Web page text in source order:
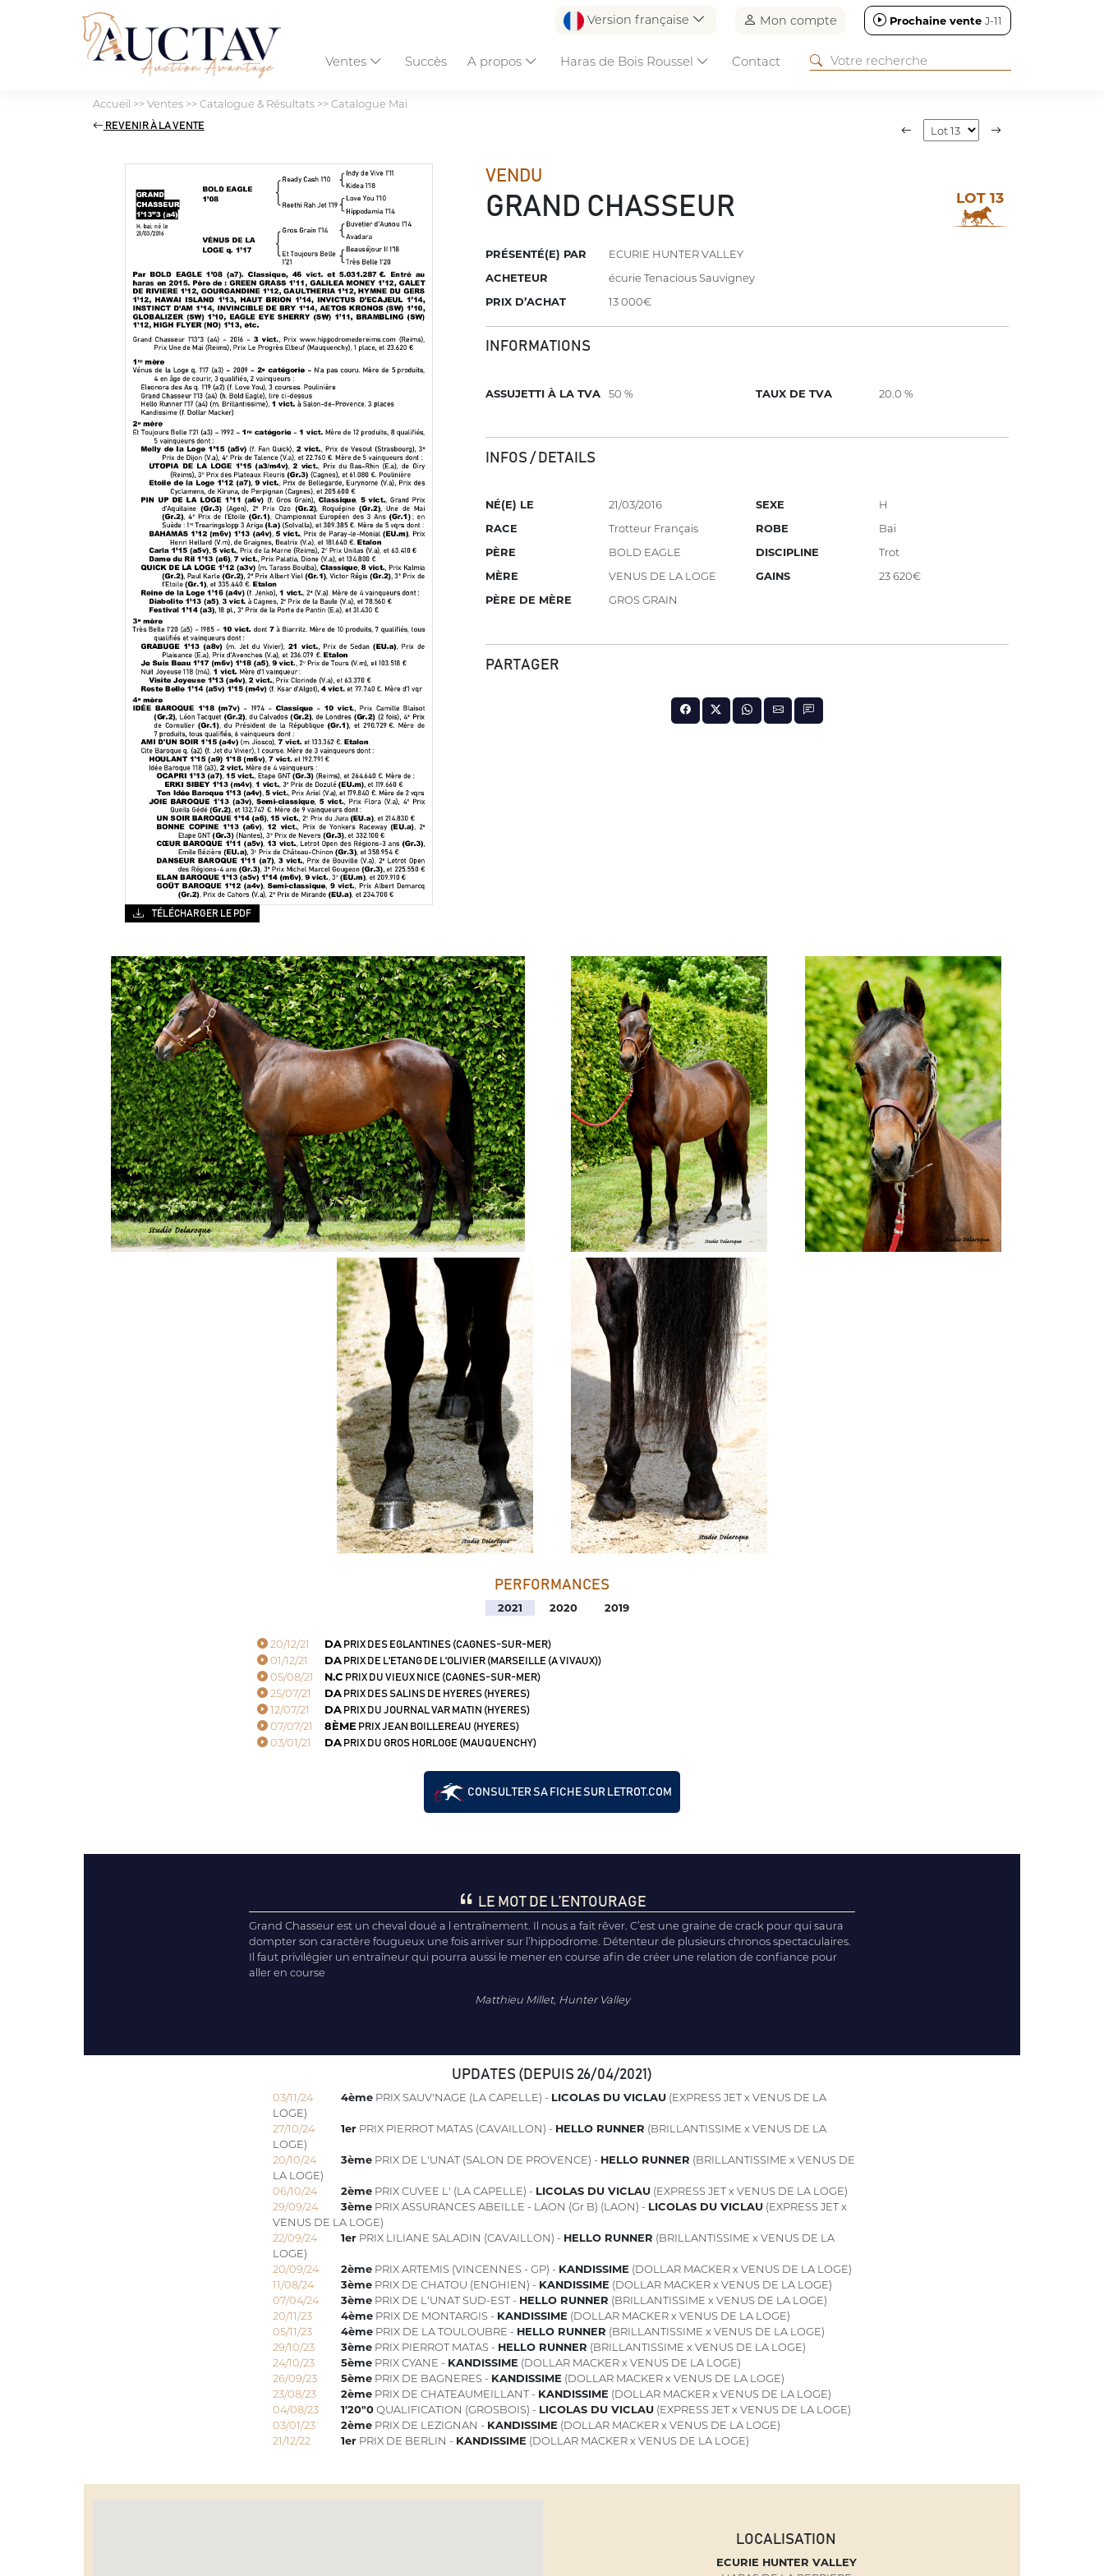
Version française Mon compte Prochaine vente J-11
Ventes Succès A propos Haras de Bois Roussel Contact
Accueil >>Ventes>>Catalogue & Résultats>>Catalogue Mai
REVENIR À LA VENTE
VENDU
GRAND CHASSEUR LOT 13
PRÉSENTÉ(E) PAR
ECURIE HUNTER VALLEY
ACHETEUR
écurie Tenacious Sauvigney
PRIX D’ACHAT
13 000€
INFORMATIONS
ASSUJETTI À LA TVA 50 % TAUX DE TVA 20.0 %
INFOS / DETAILS
NÉ(E) LE
21/03/2016
RACE
Trotteur Français
PÈRE
BOLD EAGLE
MÈRE
VENUS DE LA LOGE
PÈRE DE MÈRE
GROS GRAIN
SEXE
H
ROBE
Bai
DISCIPLINE
Trot
GAINS
23 620€
PARTAGER
TÉLÉCHARGER LE PDF
PERFORMANCES
2021 2020 2019
20/12/21 DAPRIX DES EGLANTINES (CAGNES-SUR-MER)
01/12/21 DAPRIX DE L'ETANG DE L'OLIVIER (MARSEILLE (A VIVAUX))
05/08/21 N.C PRIX DU VIEUX NICE (CAGNES-SUR-MER)
25/07/21 DAPRIX DES SALINS DE HYERES (HYERES)
12/07/21 DAPRIX DU JOURNAL VAR MATIN (HYERES)
07/07/21 8ÈME PRIX JEAN BOILLEREAU (HYERES)
03/01/21 DAPRIX DU GROS HORLOGE (MAUQUENCHY)
CONSULTER SA FICHE SUR LETROT.COM
LE MOT DE L’ENTOURAGE
Grand Chasseur est un cheval doué a l entraînement. Il nous a fait rêver. C’est une graine de crack pour qui saura
dompter son caractère fougueux une fois arriver sur l’hippodrome. Détenteur de plusieurs chronos spectaculaires.
Il faut privilégier un entraîneur qui pourra aussi le mener en course afin de créer une relation de confiance pour
aller en course
Matthieu Millet, Hunter Valley
UPDATES (DEPUIS 26/04/2021)
03/11/24 4èmePRIX SAUV'NAGE (LA CAPELLE) - LICOLAS DU VICLAU(EXPRESS JET x VENUS DE LA
LOGE)
27/10/24
1erPRIX PIERROT MATAS (CAVAILLON) - HELLO RUNNER (BRILLANTISSIME x VENUS DE LA
LOGE)
20/10/24
3èmePRIX DE L'UNAT (SALON DE PROVENCE) - HELLO RUNNER (BRILLANTISSIME x VENUS DE
LA LOGE)
06/10/24
2èmePRIX CUVEE L' (LA CAPELLE) - LICOLAS DU VICLAU(EXPRESS JET x VENUS DE LA LOGE)
29/09/24
3èmePRIX ASSURANCES ABEILLE - LAON (Gr B) (LAON) - LICOLAS DU VICLAU(EXPRESS JET x
VENUS DE LA LOGE)
22/09/24
1erPRIX LILIANE SALADIN (CAVAILLON) - HELLO RUNNER (BRILLANTISSIME x VENUS DE LA
LOGE)
20/09/24
2èmePRIX ARTEMIS (VINCENNES - GP) - KANDISSIME (DOLLAR MACKER x VENUS DE LA LOGE)
11/08/24
3èmePRIX DE CHATOU (ENGHIEN) - KANDISSIME (DOLLAR MACKER x VENUS DE LA LOGE)
07/04/24
3èmePRIX DE L'UNAT SUD-EST - HELLO RUNNER (BRILLANTISSIME x VENUS DE LA LOGE)
20/11/23
4èmePRIX DE MONTARGIS - KANDISSIME (DOLLAR MACKER x VENUS DE LA LOGE)
05/11/23
4èmePRIX DE LA TOULOUBRE - HELLO RUNNER (BRILLANTISSIME x VENUS DE LA LOGE)
29/10/23
3èmePRIX PIERROT MATAS - HELLO RUNNER (BRILLANTISSIME x VENUS DE LA LOGE)
24/10/23
5èmePRIX CYANE - KANDISSIME (DOLLAR MACKER x VENUS DE LA LOGE)
26/09/23
5èmePRIX DE BAGNERES - KANDISSIME (DOLLAR MACKER x VENUS DE LA LOGE)
23/08/23
2èmePRIX DE CHATEAUMEILLANT - KANDISSIME (DOLLAR MACKER x VENUS DE LA LOGE)
04/08/23
1'20"0QUALIFICATION (GROSBOIS) - LICOLAS DU VICLAU(EXPRESS JET x VENUS DE LA LOGE)
03/01/23
2èmePRIX DE LEZIGNAN - KANDISSIME (DOLLAR MACKER x VENUS DE LA LOGE)
21/12/22
1erPRIX DE BERLIN - KANDISSIME (DOLLAR MACKER x VENUS DE LA LOGE)
LOCALISATION
ECURIE HUNTER VALLEY